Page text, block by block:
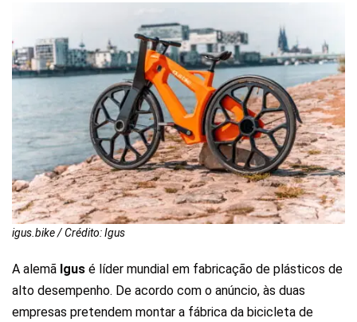
igus.bike / Crédito: Igus
A alemã Igus é líder mundial em fabricação de plásticos de
alto desempenho. De acordo com o anúncio, às duas
empresas pretendem montar a fábrica da bicicleta de